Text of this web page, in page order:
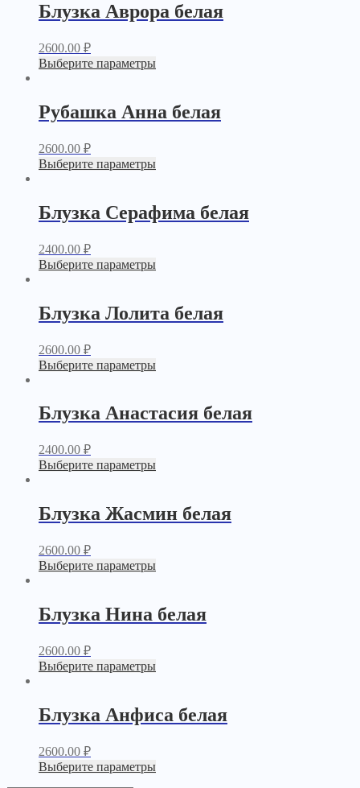
Блузка Аврора белая
2600.00 ₽
Выберите параметры
Рубашка Анна белая
2600.00 ₽
Выберите параметры
Блузка Серафима белая
2400.00 ₽
Выберите параметры
Блузка Лолита белая
2600.00 ₽
Выберите параметры
Блузка Анастасия белая
2400.00 ₽
Выберите параметры
Блузка Жасмин белая
2600.00 ₽
Выберите параметры
Блузка Нина белая
2600.00 ₽
Выберите параметры
Блузка Анфиса белая
2600.00 ₽
Выберите параметры